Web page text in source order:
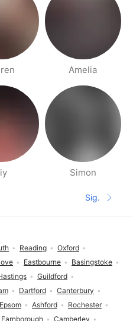
Amelia
Simon
Sig.
Reading
Oxford
Eastbourne
Basingstoke
Guildford
Dartford
Canterbury
Epsom Ashford
Rochester
Farnborough
Camberley